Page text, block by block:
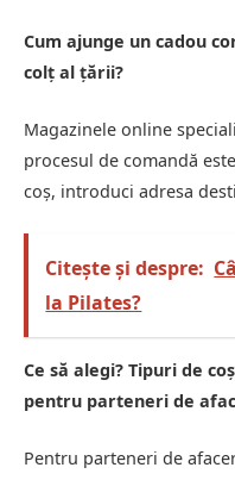
Cum ajunge un cadou
colț al țării?
Magazinele online
procesul de comandă
coș, introduci adresa
Citește și despre:
la Pilates?
Ce să alegi? Tipuri de
pentru parteneri de
Pentru parteneri de